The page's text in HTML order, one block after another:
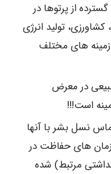
از پرتوها در
تولید انرژی
زمینه های مختلف
در معرض
است!!!
نسل بشر با آنها
های حفاظت در
مرتبط) شده